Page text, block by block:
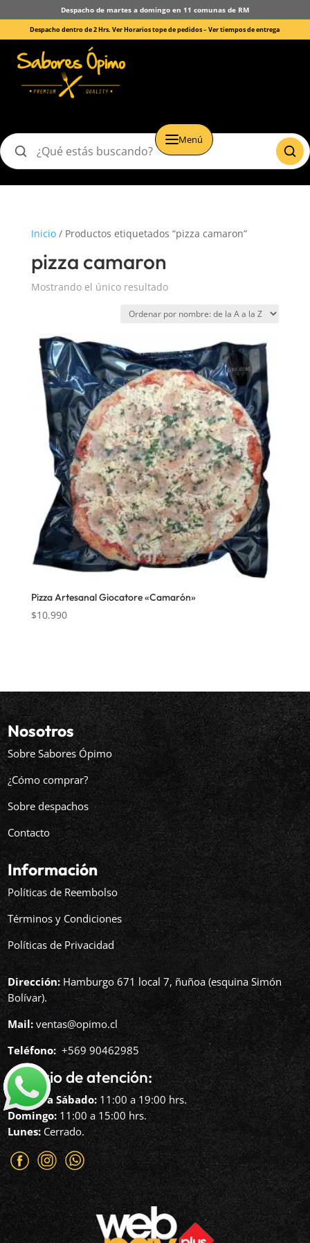
Despacho de martes a domingo en 11 comunas de RM
Despacho dentro de 2 Hrs. Ver Horarios tope de pedidos –Ver tiempos de entrega
Menú
Buscar
Inicio/ Productos etiquetados “pizza camaron”
pizza camaron
Mostrando el único resultado
Pizza Artesanal Giocatore «Camarón»
$10.990
Nosotros
Sobre Sabores Ópimo
¿Cómo comprar?
Sobre despachos
Contacto
Información
Políticas de Reembolso
Términos y Condiciones
Políticas de Privacidad
Dirección: Hamburgo 671 local 7, ñuñoa (esquina Simón
Bolívar).
Mail: ventas@opimo.cl
Teléfono: ‪+569 90462985‬
Horario de atención:
Martes a Sábado: 11:00 a 19:00 hrs.
Domingo: 11:00 a 15:00 hrs.
Lunes: Cerrado.